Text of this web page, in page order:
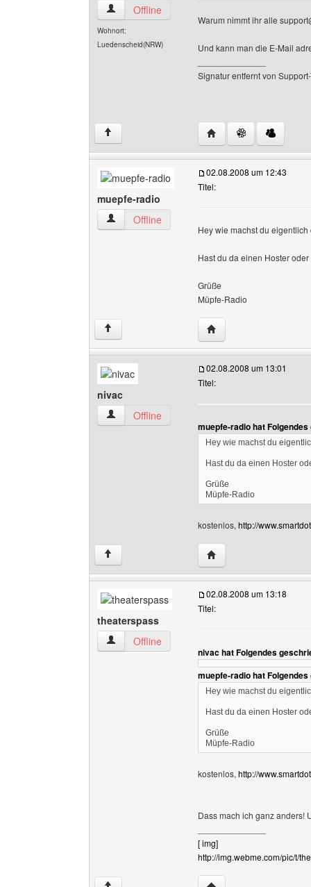
svteam Benutzer-Profile anzeigen
Offline
Wohnort:
Luedenscheid(NRW)
Warum nimmt ihr alle
Und kann man die E-Mail
Signatur entfernt von
↑ Website dieses
muepfe-radio
muepfe-radio Benutzer-Profile anzeigen
Offline
02.08.2008 um 12:43
Titel:
Hey wie machst du
Hast du da einen Hoster
Grüße
Müpfe-Radio
↑ Website dieses
nivac
nivac Benutzer-Profile anzeigen
Offline
02.08.2008 um 13:01
Titel:
muepfe-radio hat
Hey wie machst du
Hast du da einen Hoster
Grüße
Müpfe-Radio
kostenlos, http://
↑ Website dieses
theaterspass
theaterspass Benutzer-Profile anzeigen
Offline
02.08.2008 um 13:18
Titel:
nivac hat Folgendes
muepfe-radio hat
Hey wie machst du
Hast du da einen Hoster
Grüße
Müpfe-Radio
kostenlos, http://
Dass mach ich ganz anders!
[ img]
http://img.webme.com/pic/t/